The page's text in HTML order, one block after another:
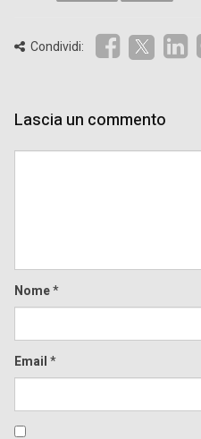
Condividi:
Lascia un commento
Nome*
Email*